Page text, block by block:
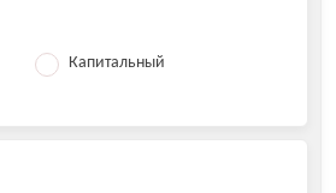
Капитальный